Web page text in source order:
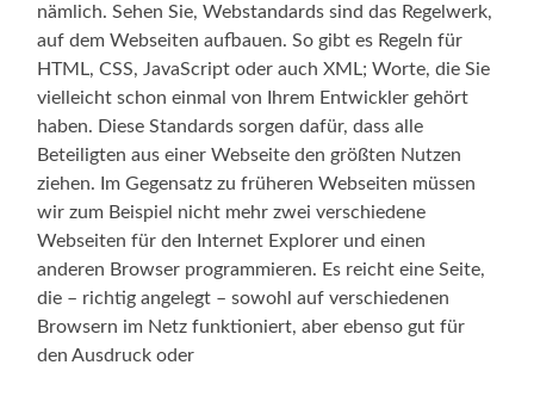
nämlich. Sehen Sie, Webstandards sind das Regelwerk,
auf dem Webseiten aufbauen. So gibt es Regeln für
HTML, CSS, JavaScript oder auch XML; Worte, die Sie
vielleicht schon einmal von Ihrem Entwickler gehört
haben. Diese Standards sorgen dafür, dass alle
Beteiligten aus einer Webseite den größten Nutzen
ziehen. Im Gegensatz zu früheren Webseiten müssen
wir zum Beispiel nicht mehr zwei verschiedene
Webseiten für den Internet Explorer und einen
anderen Browser programmieren. Es reicht eine Seite,
die – richtig angelegt – sowohl auf verschiedenen
Browsern im Netz funktioniert, aber ebenso gut für
den Ausdruck oder